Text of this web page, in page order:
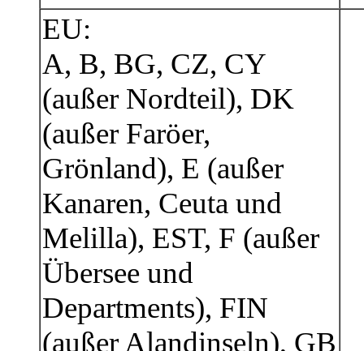
EU:
A, B, BG, CZ, CY
(außer Nordteil), DK
(außer Faröer,
Grönland), E (außer
Kanaren, Ceuta und
Melilla), EST, F (außer
Übersee und
Departments), FIN
(außer Alandinseln), GB